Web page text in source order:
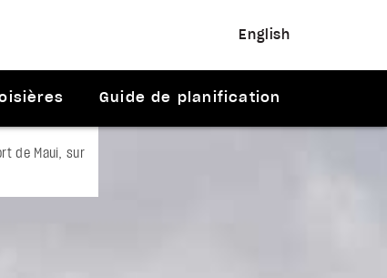
English
Guide de planification
de Maui, sur